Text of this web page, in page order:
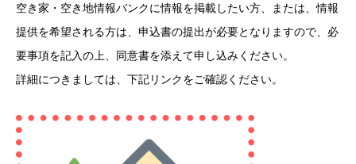
空き家・空き地情報バンクに情報を掲載したい方、または、情報
提供を希望される方は、申込書の提出が必要となりますので、必
要事項を記入の上、同意書を添えて申し込みください。
詳細につきましては、下記リンクをご確認ください。